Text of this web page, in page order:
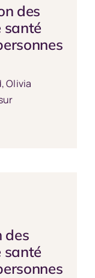
des
santé
Olivia
des
santé